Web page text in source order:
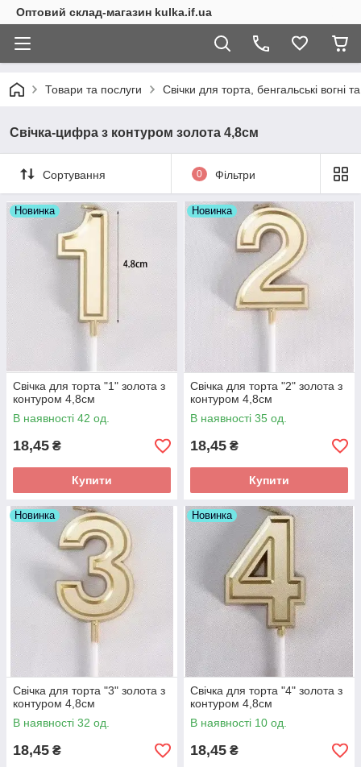
Оптовий склад-магазин kulka.if.ua
Товари та послуги Свічки для торта, бенгальські вогні
Свічка-цифра з контуром золота 4,8см
Сортування 0 Фільтри
Новинка
Свічка для торта "1" золота з
контуром 4,8см
В наявності 42 од.
18,45 ₴
Купити
Новинка
Свічка для торта "2" золота з
контуром 4,8см
В наявності 35 од.
18,45 ₴
Купити
Новинка
Свічка для торта "3" золота з
контуром 4,8см
В наявності 32 од.
18,45 ₴
Новинка
Свічка для торта "4" золота з
контуром 4,8см
В наявності 10 од.
18,45 ₴